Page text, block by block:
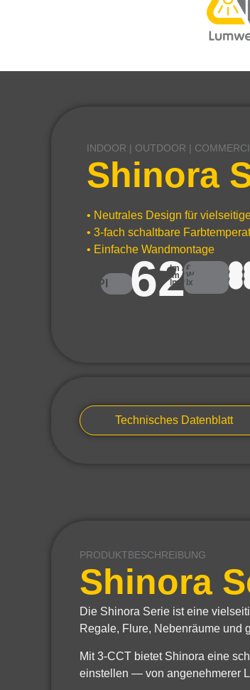
INDOOR | OUTDOOR |
Shinora
• Neutrales Design für
• 3-fach schaltbare
• Einfache Wandmontage
LPI 62
lm / €
lm / W
lm / lx
Technisches Datenblatt
PRODUKTBESCHREIBUNG
Shinora
Die Shinora Serie ist eine
Regale, Flure, Nebenräume und
Mit 3-CCT bietet Shinora eine
einstellen — von angenehmerer